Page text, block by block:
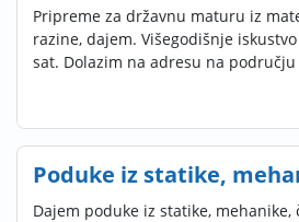
Pripreme za državnu maturu iz
razine, dajem. Višegodišnje
sat. Dolazim na adresu na području
Poduke iz statike,
Dajem poduke iz statike, mehanike,